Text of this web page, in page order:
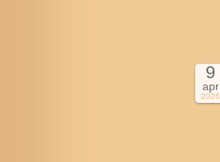
9
apr
2026